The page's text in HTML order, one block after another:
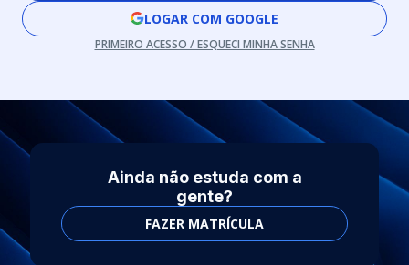
LOGAR COM GOOGLE
PRIMEIRO ACESSO / ESQUECI MINHA SENHA
Ainda não estuda com a
gente?
FAZER MATRÍCULA